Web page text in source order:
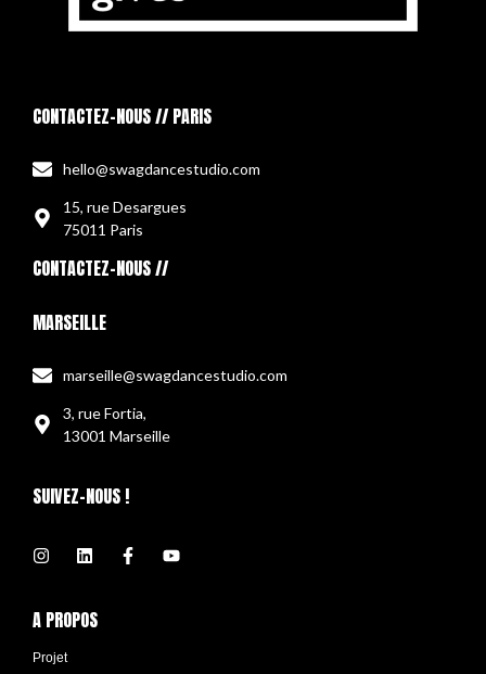
CONTACTEZ-NOUS // PARIS
hello@swagdancestudio.com
15, rue Desargues
75011 Paris
CONTACTEZ-NOUS //
MARSEILLE
marseille@swagdancestudio.com
3, rue Fortia,
13001 Marseille
SUIVEZ-NOUS !
A PROPOS
Projet